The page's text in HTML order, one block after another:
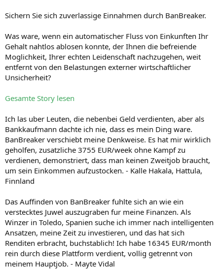
Sichern Sie sich zuverlassige Einnahmen durch BanBreaker.
Was ware, wenn ein automatischer Fluss von Einkunften Ihr
Gehalt nahtlos ablosen konnte, der Ihnen die befreiende
Moglichkeit, Ihrer echten Leidenschaft nachzugehen, weit
entfernt von den Belastungen externer wirtschaftlicher
Unsicherheit?
Gesamte Story lesen
Ich las uber Leuten, die nebenbei Geld verdienten, aber als
Bankkaufmann dachte ich nie, dass es mein Ding ware.
BanBreaker verschiebt meine Denkweise. Es hat mir wirklich
geholfen, zusatzliche 3755 EUR/week ohne Kampf zu
verdienen, demonstriert, dass man keinen Zweitjob braucht,
um sein Einkommen aufzustocken. - Kalle Hakala, Hattula,
Finnland
Das Auffinden von BanBreaker fuhlte sich an wie ein
verstecktes Juwel auszugraben fur meine Finanzen. Als
Winzer in Toledo, Spanien suche ich immer nach intelligenten
Ansatzen, meine Zeit zu investieren, und das hat sich
Renditen erbracht, buchstablich! Ich habe 16345 EUR/month
rein durch diese Plattform verdient, vollig getrennt von
meinem Hauptjob. - Mayte Vidal